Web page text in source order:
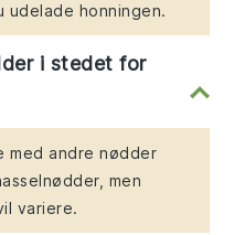
udelade honningen.
i stedet for
med andre nødder
men
variere.